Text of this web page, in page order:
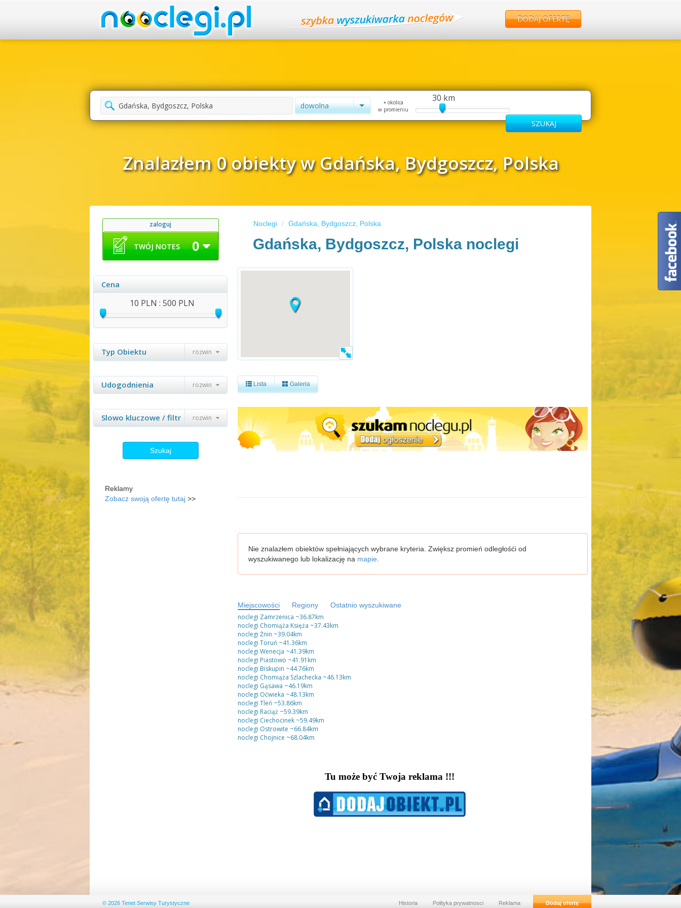
DODAJ OFERTĘ
dowolna
+ okolica
w promieniu
30 km
Znalazłem 0 obiekty w Gdańska, Bydgoszcz, Polska
zaloguj
TWÓJ NOTES 0
Cena
10 PLN : 500 PLN
Typ Obiektu rozwin
Udogodnienia rozwin
Slowo kluczowe / filtr rozwin
Szukaj
Reklamy
Zobacz swoją ofertę tutaj >>
Noclegi Gdańska, Bydgoszcz, Polska
Gdańska, Bydgoszcz, Polska noclegi
Lista Galeria
Nie znalazłem obiektów spełniających wybrane kryteria. Zwiększ promień odległośći od
wyszukiwanego lub lokalizację na mapie
Miejscowości Regiony Ostatnio wyszukiwane
noclegi Zamrzenica ~36.87km
noclegi Chomiąża Księża ~37.43km
noclegi Żnin ~39.04km
noclegi Toruń ~41.36km
noclegi Wenecja ~41.39km
noclegi Piastowo ~41.91km
noclegi Biskupin ~44.76km
noclegi Chomiąża Szlachecka ~46.13km
noclegi Gąsawa ~46.19km
noclegi Oćwieka ~48.13km
noclegi Tleń ~53.86km
noclegi Raciąż ~59.39km
noclegi Ciechocinek ~59.49km
noclegi Ostrowite ~66.84km
noclegi Chojnice ~68.04km
Dodaj ofertę
Reklama
Polityka prywatnosci
Historia
© 2026 Tenet Serwisy Turystyczne